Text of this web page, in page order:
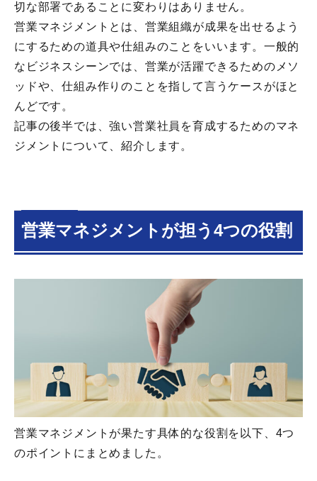
切な部署であることに変わりはありません。
営業マネジメントとは、営業組織が成果を出せるよう
にするための道具や仕組みのことをいいます。一般的
なビジネスシーンでは、営業が活躍できるためのメソ
ッドや、仕組み作りのことを指して言うケースがほと
んどです。
記事の後半では、強い営業社員を育成するためのマネ
ジメントについて、紹介します。
営業マネジメントが担う4つの役割
営業マネジメントが果たす具体的な役割を以下、4つ
のポイントにまとめました。